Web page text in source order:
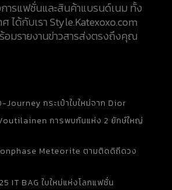
ารแฟชั่นและสินค้าแบรนด์เนม ทั้ง
ได้กับเรา Style.Katexoxo.com
อมรายงานข่าวสารส่งตรงถึงคุณ
Journey กระเป๋าใบใหม่จาก Dior
การพบกันแห่ง 2 ยักษ์ใหญ่
Meteorite ตามติดดิถีดวง
IT BAG ใบใหม่แห่งโลกแฟชั่น